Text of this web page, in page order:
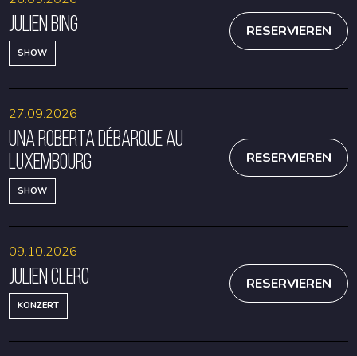
Julien Bing
SHOW
RESERVIEREN
Una Roberta débarque au
Luxembourg
SHOW
27.09.2026
RESERVIEREN
Julien Clerc
KONZERT
09.10.2026
RESERVIEREN